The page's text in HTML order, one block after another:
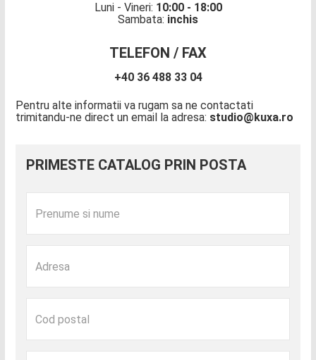
Luni - Vineri: 10:00 - 18:00
Sambata: inchis
TELEFON / FAX
+40 36 488 33 04
Pentru alte informatii va rugam sa ne contactati
trimitandu-ne direct un email la adresa: studio@kuxa.ro
PRIMESTE CATALOG PRIN POSTA